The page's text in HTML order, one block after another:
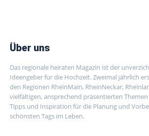
Über uns
Das regionale heiraten Magazin ist der
Ideengeber für die Hochzeit. Zweimal jährlich
den Regionen RheinMain, RheinNeckar,
vielfältigen, ansprechend präsentierten
Tipps und Inspiration für die Planung und
schönsten Tags im Leben.